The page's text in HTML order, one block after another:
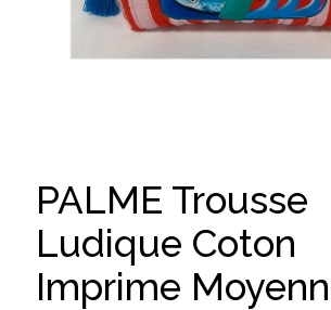
PALME Trousse
Ludique Coton
Imprime